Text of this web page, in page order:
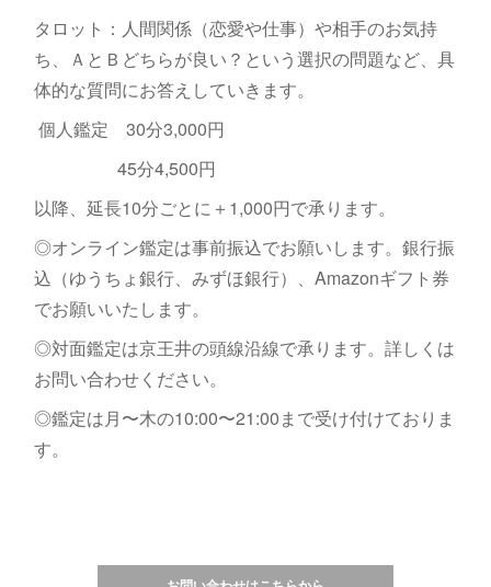
タロット：人間関係（恋愛や仕事）や相手のお気持
ち、ＡとＢどちらが良い？という選択の問題など、具
体的な質問にお答えしていきます。
個人鑑定 30分3,000円
45分4,500円
以降、延長10分ごとに＋1,000円で承ります。
◎オンライン鑑定は事前振込でお願いします。銀行振
込（ゆうちょ銀行、みずほ銀行）、Amazonギフト券
でお願いいたします。
◎対面鑑定は京王井の頭線沿線で承ります。詳しくは
お問い合わせください。
◎鑑定は月〜木の10:00〜21:00まで受け付けておりま
す。